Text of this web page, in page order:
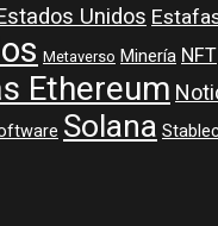
Unidos
Metaverso MineríaNFT
Ethereum
Solana